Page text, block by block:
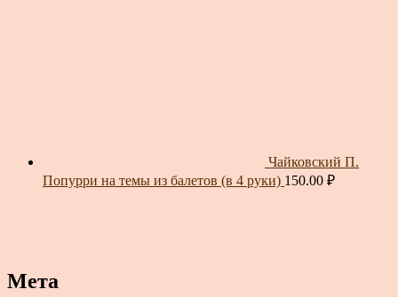
Чайковский П.
Попурри на темы из балетов (в 4 руки) 150.00 ₽
Мета